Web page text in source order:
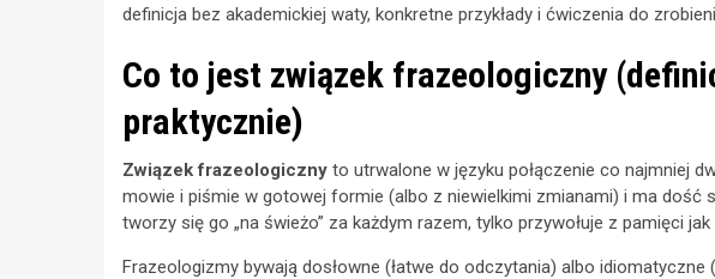
definicja bez akademickiej waty, konkretne przykłady i ćwiczenia do
Co to jest związek frazeologiczny
praktycznie)
Związek frazeologiczny to utrwalone w języku połączenie co najmniej
mowie i piśmie w gotowej formie (albo z niewielkimi zmianami) i ma dość
tworzy się go „na świeżo” za każdym razem, tylko przywołuje z pamięci
Frazeologizmy bywają dosłowne (łatwe do odczytania) albo